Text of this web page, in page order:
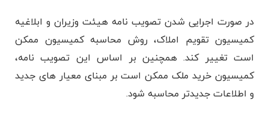
در صورت اجرایی شدن تصویب نامه هیئت وزیران و ابلاغیه
کمیسیون تقویم املاک، روش محاسبه کمیسیون ممکن
است تغییر کند. همچنین بر اساس این تصویب نامه،
کمیسیون خرید ملک ممکن است بر مبنای معیار های جدید
و اطلاعات جدیدتر محاسبه شود.